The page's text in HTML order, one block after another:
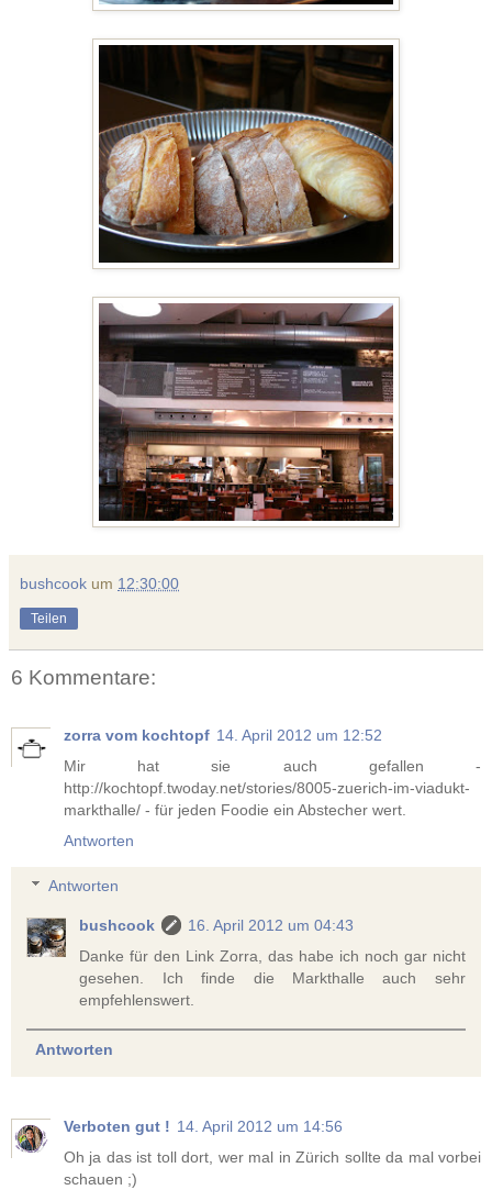
bushcook um 12:30:00
Teilen
6 Kommentare:
zorra vom kochtopf 14. April 2012 um 12:52
Mir hat sie auch gefallen -
http://kochtopf.twoday.net/stories/8005-zuerich-im-viadukt-
markthalle/ - für jeden Foodie ein Abstecher wert.
Antworten
Antworten
bushcook
16. April 2012 um 04:43
Danke für den Link Zorra, das habe ich noch gar nicht
gesehen. Ich finde die Markthalle auch sehr
empfehlenswert.
Antworten
Verboten gut ! 14. April 2012 um 14:56
Oh ja das ist toll dort, wer mal in Zürich sollte da mal vorbei
schauen ;)